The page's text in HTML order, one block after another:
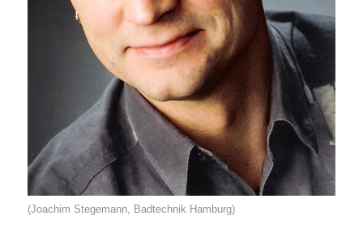
(Joachim Stegemann, Badtechnik Hamburg)